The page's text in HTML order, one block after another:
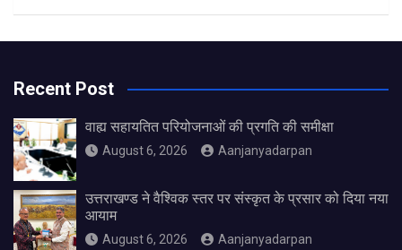
Recent Post
वाह्य सहायतित परियोजनाओं की प्रगति की समीक्षा
August 6, 2026 Aanjanyadarpan
उत्तराखण्ड ने वैश्विक स्तर पर संस्कृत के प्रसार को दिया नया
आयाम
August 6, 2026 Aanjanyadarpan